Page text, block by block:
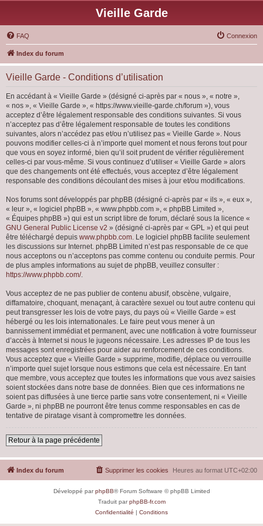
Vieille Garde
FAQ Connexion
Index du forum
Vieille Garde - Conditions d’utilisation
En accédant à « Vieille Garde » (désigné ci-après par « nous », « notre »,
« nos », « Vieille Garde », « https://www.vieille-garde.ch/forum »), vous
acceptez d’être légalement responsable des conditions suivantes. Si vous
n’acceptez pas d’être légalement responsable de toutes les conditions
suivantes, alors n’accédez pas et/ou n’utilisez pas « Vieille Garde ». Nous
pouvons modifier celles-ci à n’importe quel moment et nous ferons tout pour
que vous en soyez informé, bien qu’il soit prudent de vérifier régulièrement
celles-ci par vous-même. Si vous continuez d’utiliser « Vieille Garde » alors
que des changements ont été effectués, vous acceptez d’être légalement
responsable des conditions découlant des mises à jour et/ou modifications.
Nos forums sont développés par phpBB (désigné ci-après par « ils », « eux »,
« leur », « logiciel phpBB », « www.phpbb.com », « phpBB Limited »,
« Équipes phpBB ») qui est un script libre de forum, déclaré sous la licence «
GNU General Public License v2 » (désigné ci-après par « GPL ») et qui peut
être téléchargé depuis www.phpbb.com. Le logiciel phpBB facilite seulement
les discussions sur Internet. phpBB Limited n’est pas responsable de ce que
nous acceptons ou n’acceptons pas comme contenu ou conduite permis. Pour
de plus amples informations au sujet de phpBB, veuillez consulter :
https://www.phpbb.com/.
Vous acceptez de ne pas publier de contenu abusif, obscène, vulgaire,
diffamatoire, choquant, menaçant, à caractère sexuel ou tout autre contenu qui
peut transgresser les lois de votre pays, du pays où « Vieille Garde » est
hébergé ou les lois internationales. Le faire peut vous mener à un
bannissement immédiat et permanent, avec une notification à votre fournisseur
d’accès à Internet si nous le jugeons nécessaire. Les adresses IP de tous les
messages sont enregistrées pour aider au renforcement de ces conditions.
Vous acceptez que « Vieille Garde » supprime, modifie, déplace ou verrouille
n’importe quel sujet lorsque nous estimons que cela est nécessaire. En tant
que membre, vous acceptez que toutes les informations que vous avez saisies
soient stockées dans notre base de données. Bien que ces informations ne
soient pas diffusées à une tierce partie sans votre consentement, ni « Vieille
Garde », ni phpBB ne pourront être tenus comme responsables en cas de
tentative de piratage visant à compromettre les données.
Retour à la page précédente
Index du forum Heures au format UTC+02:00
Supprimer les cookies
Développé parphpBB® Forum Software © phpBB Limited
Traduit parphpBB-fr.com
Confidentialité | Conditions